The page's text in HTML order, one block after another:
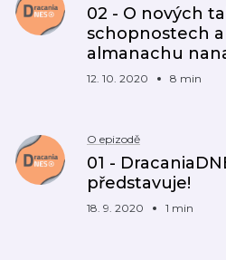
02 - O nových
schopnostech
almanachu
12. 10. 2020 8 min
O epizodě
01 -
představuje!
18. 9. 2020 1 min